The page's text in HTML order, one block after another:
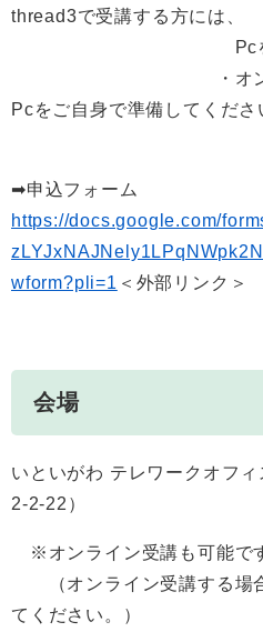
thread3で受講する方には、
Pcをお貸し
・オンライン受
Pcをご自身で準備してくださ
➡申込フォーム
https://docs.google.com/
wform?pli=1 ＜外部リンク＞
会場
いといがわ テレワークオフ
2-2-22）
※オンライン受講も可能で
（オンライン受講する場
てください。）